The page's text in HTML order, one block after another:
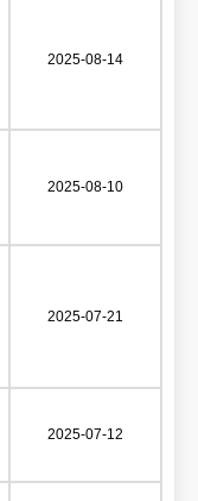
2025-08-14
2025-08-10
2025-07-21
2025-07-12